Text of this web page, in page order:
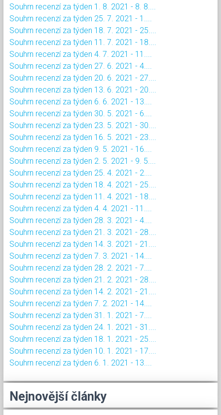
Souhrn recenzí za týden 1. 8. 2021 - 8. 8....
Souhrn recenzí za týden 25. 7. 2021 - 1....
Souhrn recenzí za týden 18. 7. 2021 - 25....
Souhrn recenzí za týden 11. 7. 2021 - 18....
Souhrn recenzí za týden 4. 7. 2021 - 11....
Souhrn recenzí za týden 27. 6. 2021 - 4....
Souhrn recenzí za týden 20. 6. 2021 - 27....
Souhrn recenzí za týden 13. 6. 2021 - 20....
Souhrn recenzí za týden 6. 6. 2021 - 13....
Souhrn recenzí za týden 30. 5. 2021 - 6....
Souhrn recenzí za týden 23. 5. 2021 - 30....
Souhrn recenzí za týden 16. 5. 2021 - 23....
Souhrn recenzí za týden 9. 5. 2021 - 16....
Souhrn recenzí za týden 2. 5. 2021 - 9. 5....
Souhrn recenzí za týden 25. 4. 2021 - 2....
Souhrn recenzí za týden 18. 4. 2021 - 25....
Souhrn recenzí za týden 11. 4. 2021 - 18....
Souhrn recenzí za týden 4. 4. 2021 - 11....
Souhrn recenzí za týden 28. 3. 2021 - 4....
Souhrn recenzí za týden 21. 3. 2021 - 28....
Souhrn recenzí za týden 14. 3. 2021 - 21....
Souhrn recenzí za týden 7. 3. 2021 - 14....
Souhrn recenzí za týden 28. 2. 2021 - 7....
Souhrn recenzí za týden 21. 2. 2021 - 28....
Souhrn recenzí za týden 14. 2. 2021 - 21....
Souhrn recenzí za týden 7. 2. 2021 - 14....
Souhrn recenzí za týden 31. 1. 2021 - 7....
Souhrn recenzí za týden 24. 1. 2021 - 31....
Souhrn recenzí za týden 18. 1. 2021 - 25....
Souhrn recenzí za týden 10. 1. 2021 - 17....
Souhrn recenzí za týden 6. 1. 2021 - 13....
Nejnovější články